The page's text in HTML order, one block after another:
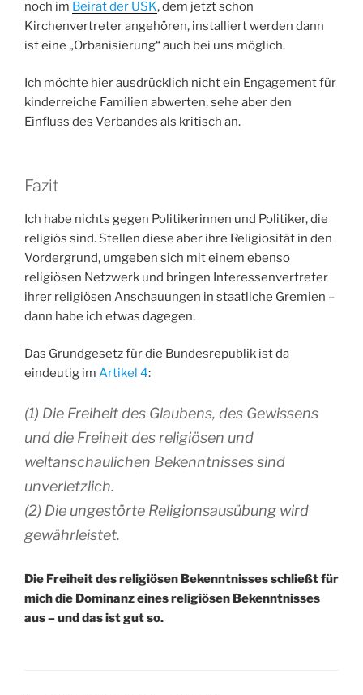
noch im Beirat der USK, dem jetzt schon
Kirchenvertreter angehören, installiert werden dann
ist eine „Orbanisierung“ auch bei uns möglich.
Ich möchte hier ausdrücklich nicht ein Engagement für
kinderreiche Familien abwerten, sehe aber den
Einfluss des Verbandes als kritisch an.
Fazit
Ich habe nichts gegen Politikerinnen und Politiker, die
religiös sind. Stellen diese aber ihre Religiosität in den
Vordergrund, umgeben sich mit einem ebenso
religiösen Netzwerk und bringen Interessenvertreter
ihrer religiösen Anschauungen in staatliche Gremien –
dann habe ich etwas dagegen.
Das Grundgesetz für die Bundesrepublik ist da
eindeutig im Artikel 4:
(1) Die Freiheit des Glaubens, des Gewissens
und die Freiheit des religiösen und
weltanschaulichen Bekenntnisses sind
unverletzlich.
(2) Die ungestörte Religionsausübung wird
gewährleistet.
Die Freiheit des religiösen Bekenntnisses schließt für
mich die Dominanz eines religiösen Bekenntnisses
aus – und das ist gut so.